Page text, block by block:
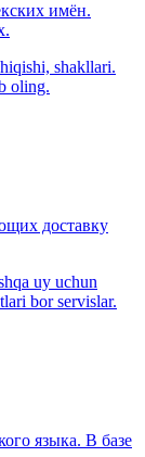
имён.
shakllari.
oling.
доставку
uy uchun
bor servislar.
языка. В базе